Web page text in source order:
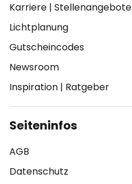
Karriere | Stellenangebote
Lichtplanung
Gutscheincodes
Newsroom
Inspiration | Ratgeber
Seiteninfos
AGB
Datenschutz